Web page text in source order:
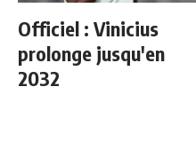
Officiel : Vinicius
prolonge jusqu'en
2032